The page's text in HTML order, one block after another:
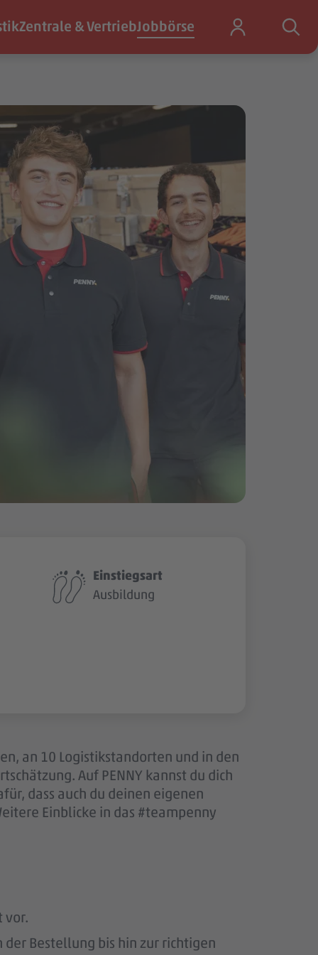
Zentrale & VertriebJobbörse
Einstiegsart
Ausbildung
an 10 Logistikstandorten und in den
Auf PENNY kannst du dich
dass auch du deinen eigenen
Einblicke in das #teampenny
vor.
Bestellung bis hin zur richtigen